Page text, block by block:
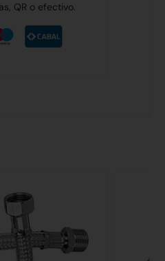
QR o efectivo.